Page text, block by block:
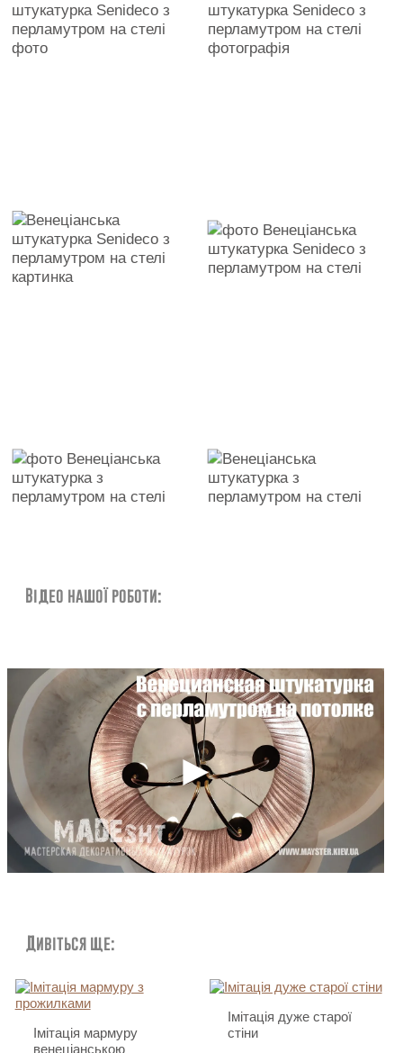
Відео нашої роботи:
Дивіться ще:
Імітація мармуру
венеціанською
Імітація дуже старої
стіни